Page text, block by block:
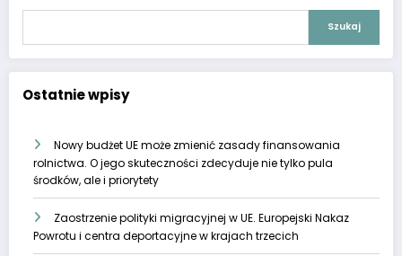
Szukaj
Ostatnie wpisy
Nowy budżet UE może zmienić zasady finansowania
rolnictwa. O jego skuteczności zdecyduje nie tylko pula
środków, ale i priorytety
Zaostrzenie polityki migracyjnej w UE. Europejski Nakaz
Powrotu i centra deportacyjne w krajach trzecich